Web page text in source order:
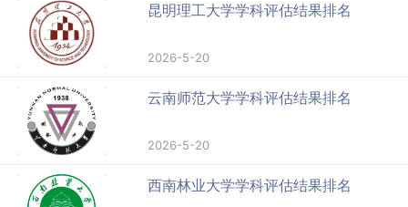
昆明理工大学学科评估结果排名
2026-5-20
云南师范大学学科评估结果排名
2026-5-20
西南林业大学学科评估结果排名